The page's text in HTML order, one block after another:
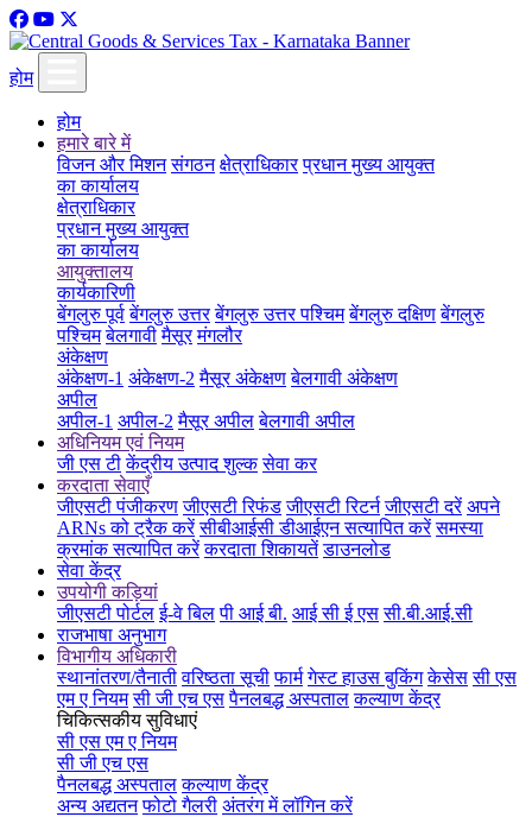
होम
होम
हमारे बारे में
विजन और मिशन संगठन क्षेत्राधिकार प्रधान मुख्य आयुक्त
का कार्यालय
क्षेत्राधिकार
प्रधान मुख्य आयुक्त
का कार्यालय
आयुक्तालय
कार्यकारिणी
बेंगलुरु पूर्व बेंगलुरु उत्तर बेंगलुरु उत्तर पश्चिम बेंगलुरु दक्षिण बेंगलुरु
पश्चिम बेलगावी मैसूर मंगलौर
अंकेक्षण
अंकेक्षण-1 अंकेक्षण-2 मैसूर अंकेक्षण बेलगावी अंकेक्षण
अपील
अपील-1 अपील-2 मैसूर अपील बेलगावी अपील
अधिनियम एवं नियम
जी एस टी केंद्रीय उत्पाद शुल्क सेवा कर
करदाता सेवाएँ
जीएसटी पंजीकरण जीएसटी रिफंड जीएसटी रिटर्न जीएसटी दरें अपने
ARNs को ट्रैक करें सीबीआईसी डीआईएन सत्यापित करें समस्या
क्रमांक सत्यापित करें करदाता शिकायतें डाउनलोड
सेवा केंद्र
उपयोगी कड़ियां
जीएसटी पोर्टल ई-वे बिल पी आई बी. आई सी ई एस सी.बी.आई.सी
राजभाषा अनुभाग
विभागीय अधिकारी
स्थानांतरण/तैनाती वरिष्ठता सूची फार्म गेस्ट हाउस बुकिंग केसेस सी एस
एम ए नियम सी जी एच एस पैनलबद्ध अस्पताल कल्याण केंद्र
चिकित्सकीय सुविधाएं
सी एस एम ए नियम
सी जी एच एस
पैनलबद्ध अस्पताल कल्याण केंद्र
अन्य अद्यतन फोटो गैलरी अंतरंग में लॉगिन करें